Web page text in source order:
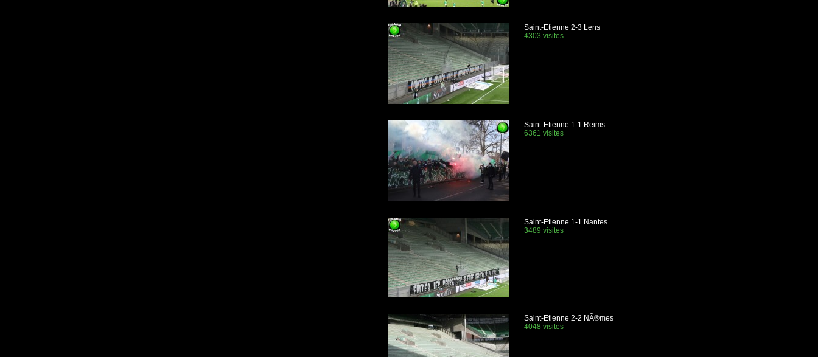
Saint-Etienne 2-3 Lens
4303 visites
Saint-Etienne 1-1 Reims
6361 visites
Saint-Etienne 1-1 Nantes
3489 visites
Saint-Etienne 2-2 NÃ®mes
4048 visites